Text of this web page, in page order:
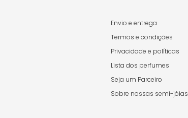
Envio e entrega
Termos e condições
Privacidade e políticas
Lista dos perfumes
Seja um Parceiro
Sobre nossas semi-jóias